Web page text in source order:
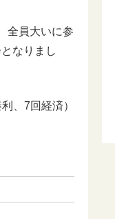
全員大いに参
なりまし
、7回経済）